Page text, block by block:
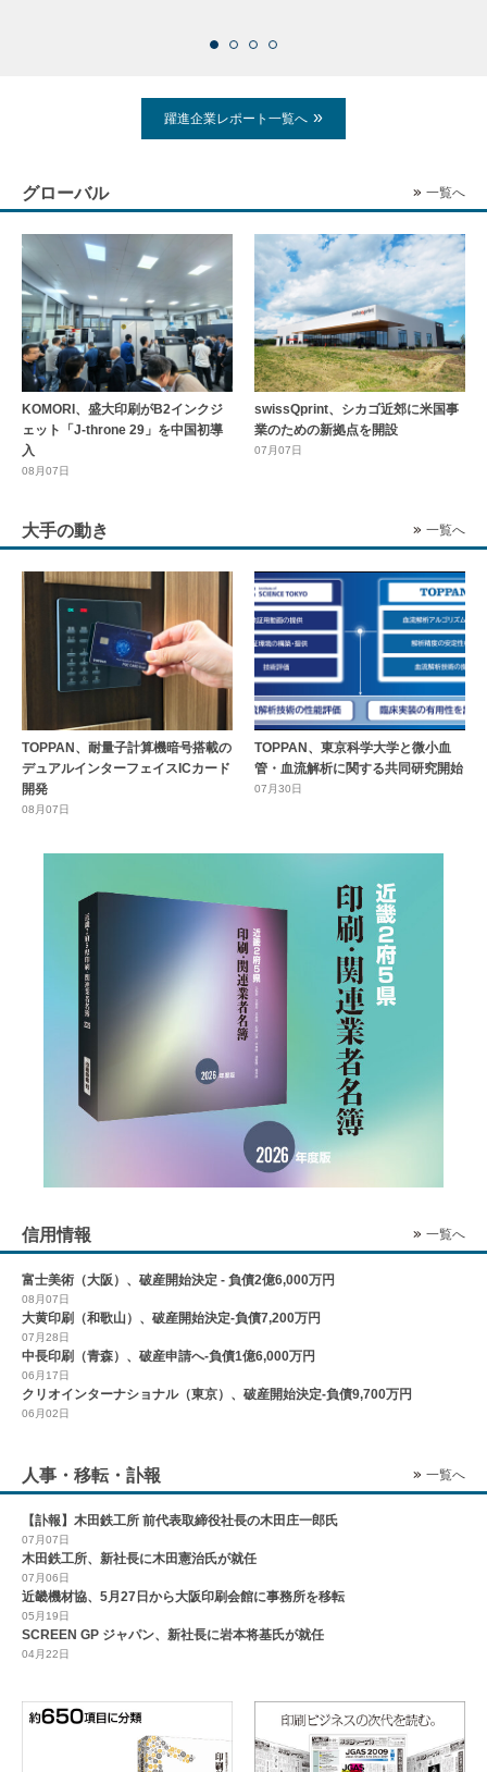
躍進企業レポート一覧へ
グローバル 一覧へ
KOMORI、盛大印刷がB2インクジ
ェット「J-throne 29」を中国初導
入
08月07日
swissQprint、シカゴ近郊に⽶国事
業のための新拠点を開設
07月07日
大手の動き 一覧へ
TOPPAN、耐量子計算機暗号搭載の
デュアルインターフェイスICカード
開発
08月07日
TOPPAN、東京科学大学と微小血
管・血流解析に関する共同研究開始
07月30日
信用情報 一覧へ
富士美術（大阪）、破産開始決定 - 負債2億6,000万円
08月07日
大黄印刷（和歌山）、破産開始決定-負債7,200万円
07月28日
中長印刷（青森）、破産申請へ-負債1億6,000万円
06月17日
クリオインターナショナル（東京）、破産開始決定-負債9,700万円
06月02日
人事・移転・訃報 一覧へ
【訃報】木田鉄工所 前代表取締役社長の木田庄一郎氏
07月07日
木田鉄工所、新社長に木田憲治氏が就任
07月06日
近畿機材協、5月27日から大阪印刷会館に事務所を移転
05月19日
SCREEN GP ジャパン、新社長に岩本将基氏が就任
04月22日